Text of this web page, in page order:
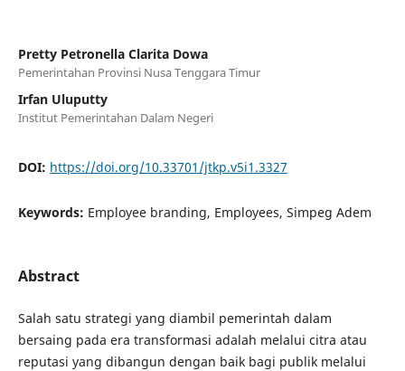
Pretty Petronella Clarita Dowa
Pemerintahan Provinsi Nusa Tenggara Timur
Irfan Uluputty
Institut Pemerintahan Dalam Negeri
DOI: https://doi.org/10.33701/jtkp.v5i1.3327
Keywords: Employee branding, Employees, Simpeg Adem
Abstract
Salah satu strategi yang diambil pemerintah dalam
bersaing pada era transformasi adalah melalui citra atau
reputasi yang dibangun dengan baik bagi publik melalui